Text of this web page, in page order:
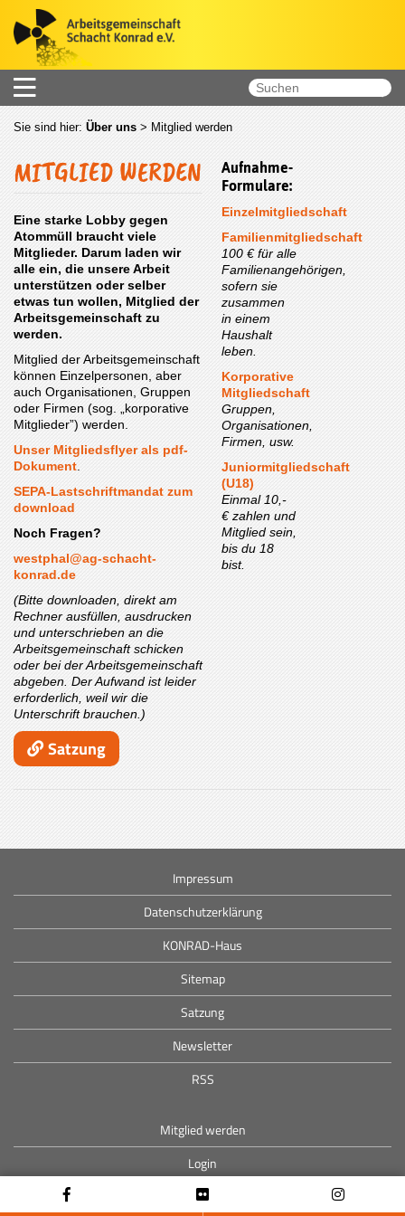
Sie sind hier: Über uns > Mitglied werden
MITGLIED WERDEN
Eine starke Lobby gegen
Atommüll braucht viele
Mitglieder. Darum laden wir
alle ein, die unsere Arbeit
unterstützen oder selber
etwas tun wollen, Mitglied der
Arbeitsgemeinschaft zu
werden.
Mitglied der Arbeitsgemeinschaft
können Einzelpersonen, aber
auch Organisationen, Gruppen
oder Firmen (sog. „korporative
Mitglieder”) werden.
Unser Mitgliedsflyer als pdf-
Dokument
SEPA-Lastschriftmandat zum
download
Noch Fragen?
westphal@ag-schacht-
konrad.de
(Bitte downloaden, direkt am
Rechner ausfüllen, ausdrucken
und unterschrieben an die
Arbeitsgemeinschaft schicken
oder bei der Arbeitsgemeinschaft
abgeben. Der Aufwand ist leider
erforderlich, weil wir die
Unterschrift brauchen.)
Satzung
Aufnahme-
Formulare:
Einzelmitgliedschaft
Familienmitgliedschaft
100 € für alle
Familienangehörigen,
sofern sie
zusammen
in einem
Haushalt
leben.
Korporative
Mitgliedschaft
Gruppen,
Organisationen,
Firmen, usw.
Juniormitgliedschaft
(U18)
Einmal 10,-
€ zahlen und
Mitglied sein,
bis du 18
bist.
Impressum
Datenschutzerklärung
KONRAD-Haus
Sitemap
Satzung
Newsletter
RSS
Mitglied werden
Login